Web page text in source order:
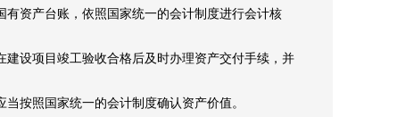
资产台账，依照国家统一的会计制度进行会计核
设项目竣工验收合格后及时办理资产交付手续，并
按照国家统一的会计制度确认资产价值。